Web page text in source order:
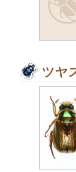
ツヤ